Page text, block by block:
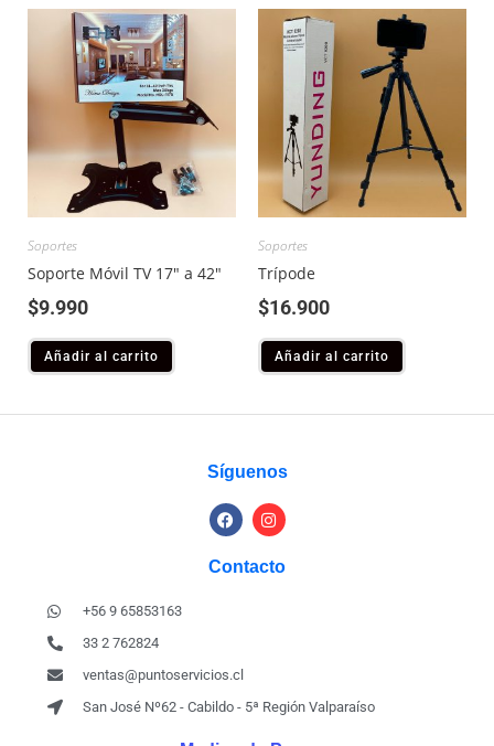
Soportes
Soporte Móvil TV 17″ a 42″
$9.990
Añadir al carrito
Soportes
Trípode
$16.900
Añadir al carrito
Síguenos
Contacto
+56 9 65853163
33 2 762824
ventas@puntoservicios.cl
San José Nº62 - Cabildo - 5ª Región Valparaíso